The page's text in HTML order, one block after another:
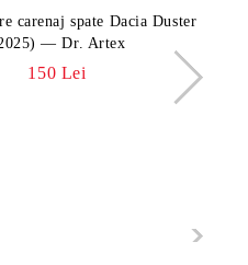
carenaj spate Dacia Duster
— Dr. Artex
150 Lei